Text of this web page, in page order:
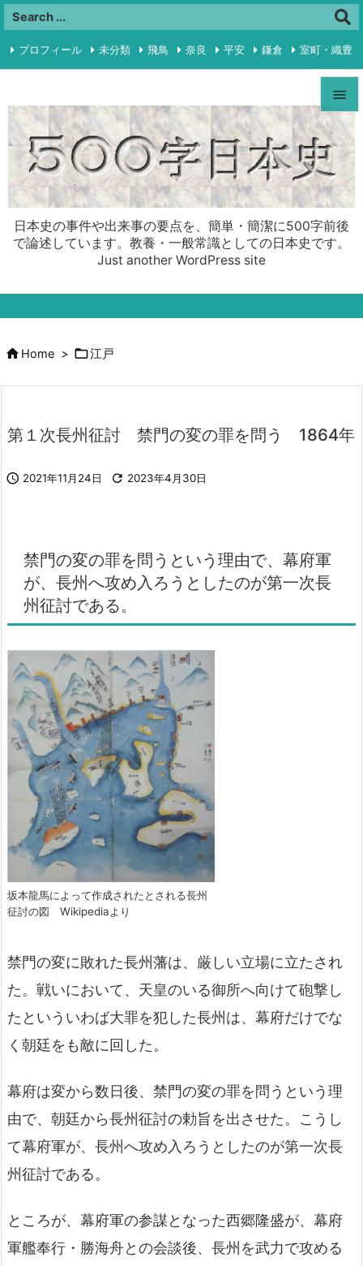
日本史の事件や出来事の要点を、簡単・簡潔に500字前後
で論述しています。教養・一般常識としての日本史です。
Just another WordPress site


Menu


Prev
プロフィール 未分類 飛鳥 奈良 平安 鎌倉 室町・織豊
RSS
Feedly
 Home > 江戸
第１次長州征討 禁門の変の罪を問う 1864年
 2021年11月24日  2023年4月30日
禁門の変の罪を問うという理由で、幕府軍
が、長州へ攻め入ろうとしたのが第一次長
州征討である。
坂本龍馬によって作成されたとされる長州
征討の図 Wikipediaより
禁門の変に敗れた長州藩は、厳しい立場に立たされ
た。戦いにおいて、天皇のいる御所へ向けて砲撃し
たといういわば大罪を犯した長州は、幕府だけでな
く朝廷をも敵に回した。
幕府は変から数日後、禁門の変の罪を問うという理
由で、朝廷から長州征討の勅旨を出させた。こうし
て幕府軍が、長州へ攻め入ろうとしたのが第一次長
州征討である。
ところが、幕府軍の参謀となった西郷隆盛が、幕府
軍艦奉行・勝海舟との会談後、長州を武力で攻める